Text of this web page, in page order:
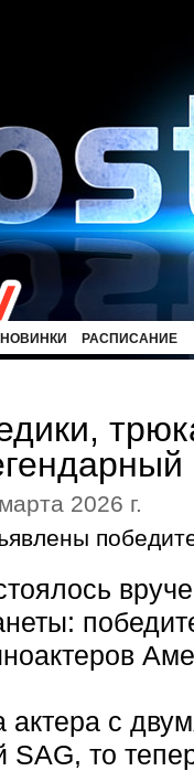
НОВИНКИ РАСПИСАНИЕ
2026 г.
актера с
SAG, то